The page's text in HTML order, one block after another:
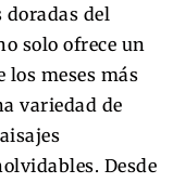
del
solo ofrece un
meses más
variedad de
Desde